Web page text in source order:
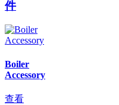
件
Boiler
Accessory
查看